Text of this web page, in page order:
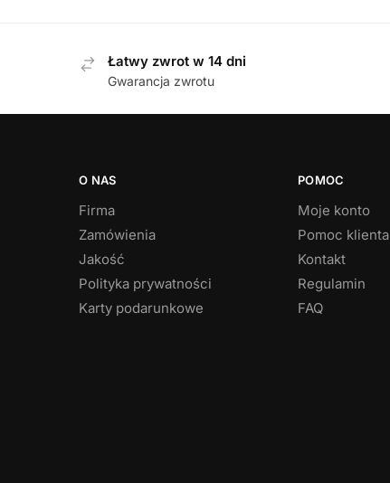
Łatwy zwrot w 14 dni
Gwarancja zwrotu
O NAS
Firma
Zamówienia
Jakość
Polityka prywatności
Karty podarunkowe
POMOC
Moje konto
Pomoc klienta
Kontakt
Regulamin
FAQ